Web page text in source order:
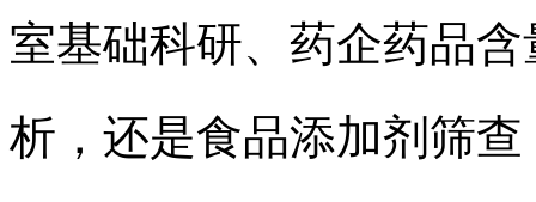
室基础科研、药企药品
析，还是食品添加剂筛